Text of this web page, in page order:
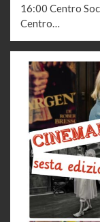
16:00 Centro
Centro…